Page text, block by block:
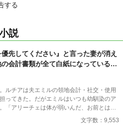
する
説
優先してください』と言った妻が消え
会計書類が全て白紙になっているこ
ルチアは夫エミルの領地会計・社交・使用
ってきた。だがエミルはいつも幼馴染のア
「アリーチェは体が弱いんだ、お前とは違
聞いた日、ルチアは微笑んで離縁届に署
丈夫ですから。どうぞ幼馴染様をお大事
文字数：9,553